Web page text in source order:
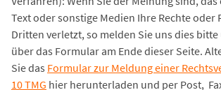
Text oder sonstige Medien Ihre Rechte oder
Dritten verletzt, so melden Sie uns dies
über das Formular am Ende dieser Seite.
Sie das Formular zur Meldung einer
10 TMG hier herunterladen und per Post,